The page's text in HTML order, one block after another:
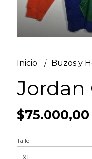
Inicio Buzos y
Jordan
$75.000,00
Talle